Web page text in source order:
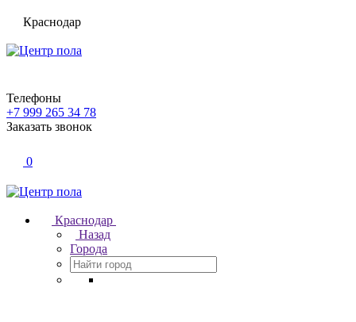
Краснодар
Телефоны
+7 999 265 34 78
Заказать звонок
0
Краснодар
Назад
Города